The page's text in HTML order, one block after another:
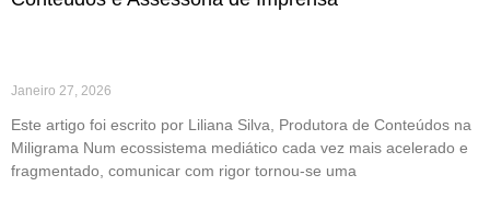
Janeiro 27, 2026
Este artigo foi escrito por Liliana Silva, Produtora de Conteúdos na
Miligrama Num ecossistema mediático cada vez mais acelerado e
fragmentado, comunicar com rigor tornou-se uma